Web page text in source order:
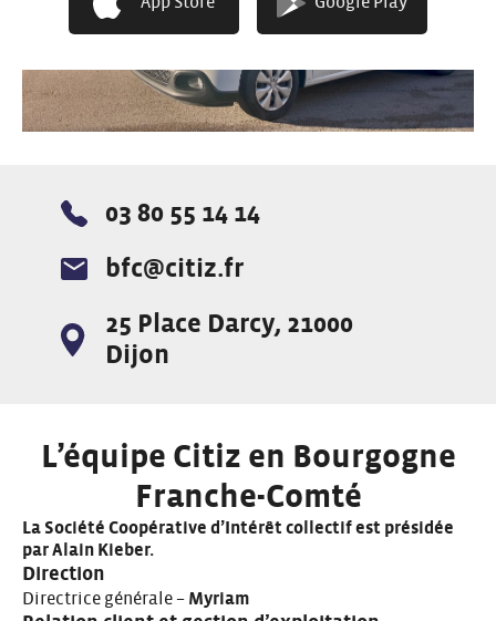
Téléphone :
03 80 55 14 14
E-mail :bfc@citiz.fr
Adresse :
25 Place Darcy, 21000
Dijon
L’équipe Citiz en Bourgogne
Franche-Comté
La Société Coopérative d’Intérêt collectif est présidée
par Alain Kieber.
Direction
Directrice générale – Myriam